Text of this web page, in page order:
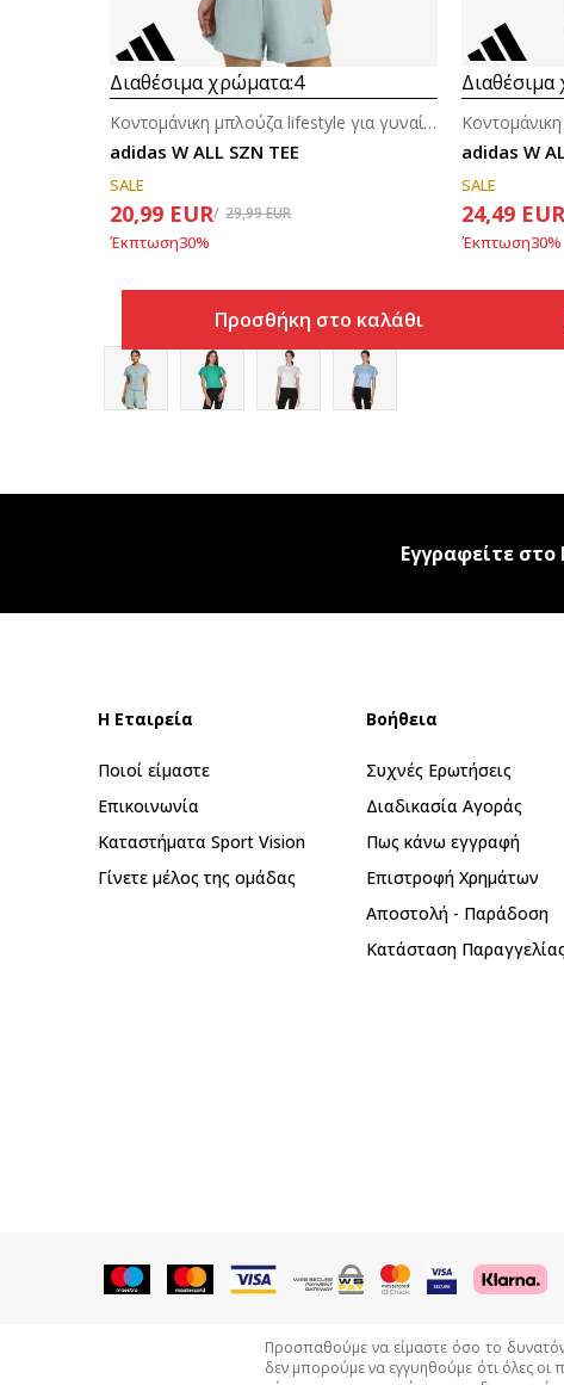
Διαθέσιμα χρώματα:4
adidas W ALL SZN TEE
Κοντομάνικη μπλούζα lifestyle για γυναίκες
SALE
20,99 EUR 29,99EUR
Έκπτωση30%
Προσθήκη στο καλάθι
adidas W
SALE
24,49 EUR
Έκπτωση30%
Εγγραφείτε
Η Εταιρεία
Ποιοί είμαστε
Επικοινωνία
Καταστήματα Sport Vision
Γίνετε μέλος της ομάδας
Βοήθεια
Συχνές Ερωτήσεις
Διαδικασία Αγοράς
Πως κάνω εγγραφή
Επιστροφή Xρημάτων
Αποστολή - Παράδοση
Κατάσταση Παραγγελίας
Προσπαθούμε να είμαστε όσο το δυνατόν
δεν μπορούμε να εγγυηθούμε ότι όλες οι